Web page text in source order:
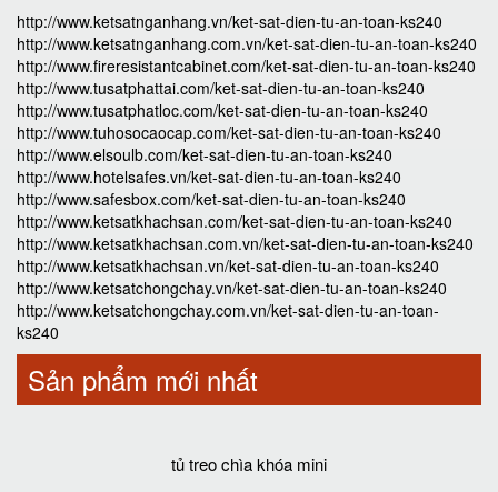
http://www.ketsatnganhang.vn/ket-sat-dien-tu-an-toan-ks240
http://www.ketsatnganhang.com.vn/ket-sat-dien-tu-an-toan-ks240
http://www.fireresistantcabinet.com/ket-sat-dien-tu-an-toan-ks240
http://www.tusatphattai.com/ket-sat-dien-tu-an-toan-ks240
http://www.tusatphatloc.com/ket-sat-dien-tu-an-toan-ks240
http://www.tuhosocaocap.com/ket-sat-dien-tu-an-toan-ks240
http://www.elsoulb.com/ket-sat-dien-tu-an-toan-ks240
http://www.hotelsafes.vn/ket-sat-dien-tu-an-toan-ks240
http://www.safesbox.com/ket-sat-dien-tu-an-toan-ks240
http://www.ketsatkhachsan.com/ket-sat-dien-tu-an-toan-ks240
http://www.ketsatkhachsan.com.vn/ket-sat-dien-tu-an-toan-ks240
http://www.ketsatkhachsan.vn/ket-sat-dien-tu-an-toan-ks240
http://www.ketsatchongchay.vn/ket-sat-dien-tu-an-toan-ks240
http://www.ketsatchongchay.com.vn/ket-sat-dien-tu-an-toan-
ks240
Sản phẩm mới nhất
tủ treo chìa khóa mini